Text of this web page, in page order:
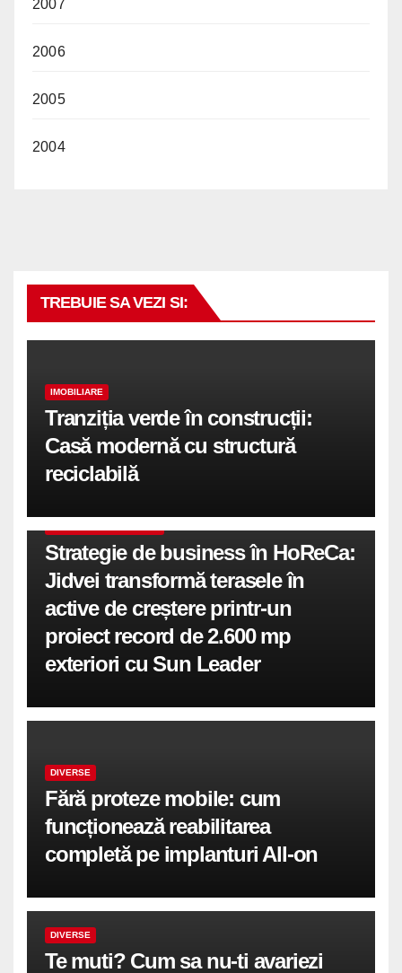
2007
2006
2005
2004
TREBUIE SA VEZI SI:
IMOBILIARE
Tranziția verde în construcții:
Casă modernă cu structură
reciclabilă
Strategie de business în HoReCa:
Jidvei transformă terasele în
active de creștere printr-un
proiect record de 2.600 mp
exteriori cu Sun Leader
DIVERSE
Fără proteze mobile: cum
funcționează reabilitarea
completă pe implanturi All-on
DIVERSE
Te muti? Cum sa nu-ti avariezi